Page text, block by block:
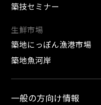
築技セミナー
生鮮市場
築地にっぽん漁港市場
築地魚河岸
一般の方向け情報